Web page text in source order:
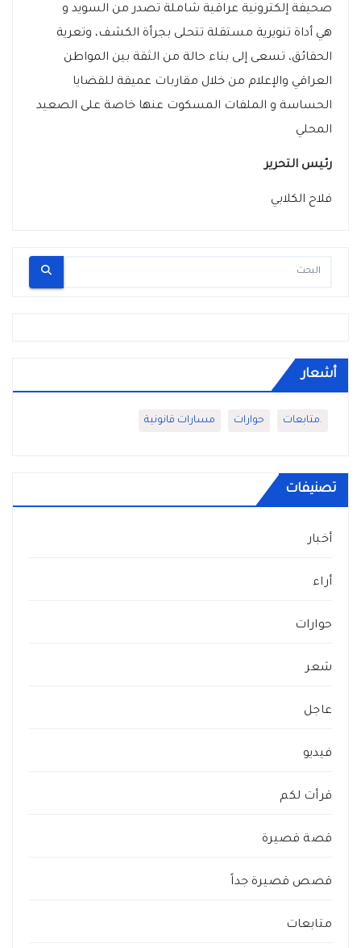
صحيفة إلكترونية عراقية شاملة تصدر من السويد و
هي أداة تنويرية مستقلة تتحلى بجرأة الكشف، وتعرية
الحقائق، تسعى إلى بناء حالة من الثقة بين المواطن
العراقي والإعلام من خلال مقاربات عميقة للقضايا
الحساسة و الملفات المسكوت عنها خاصة على الصعيد
المحلي
رئيس التحرير
فلاح الكلابي
أشعار
.متابعات حوارات مسارات قانونية
تصنيفات
أخبار
أراء
حوارات
شعر
عاجل
فيديو
قرأت لكم
قصة قصيرة
قصص قصيرة جداً
متابعات